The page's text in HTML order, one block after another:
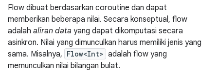
Flow dibuat berdasarkan coroutine dan dapat
memberikan beberapa nilai. Secara konseptual, flow
adalah aliran data yang dapat dikomputasi secara
asinkron. Nilai yang dimunculkan harus memiliki jenis yang
sama. Misalnya, Flow<Int> adalah flow yang
memunculkan nilai bilangan bulat.